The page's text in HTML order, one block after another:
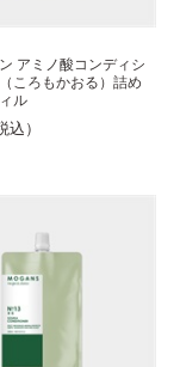
アミノ酸コンディシ
ころもかおる）詰め
ル
込）